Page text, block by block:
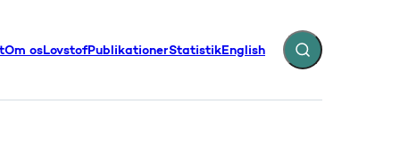
Om osLovstofPublikationerStatistikEnglish Fold søgefelt ud
- Flere links